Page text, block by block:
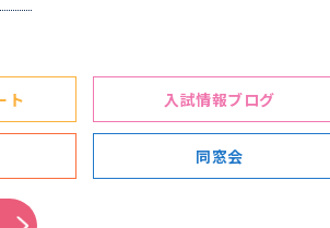
ト 入試情報ブログ
同窓会